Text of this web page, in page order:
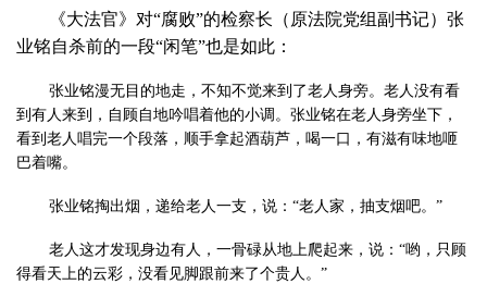
《大法官》对“腐败”的检察长（原法院党组副书记）张
业铭自杀前的一段“闲笔”也是如此：
张业铭漫无目的地走，不知不觉来到了老人身旁。老人没有看
到有人来到，自顾自地吟唱着他的小调。张业铭在老人身旁坐下，
看到老人唱完一个段落，顺手拿起酒葫芦，喝一口，有滋有味地咂
巴着嘴。
张业铭掏出烟，递给老人一支，说：“老人家，抽支烟吧。”
老人这才发现身边有人，一骨碌从地上爬起来，说：“哟，只顾
得看天上的云彩，没看见脚跟前来了个贵人。”